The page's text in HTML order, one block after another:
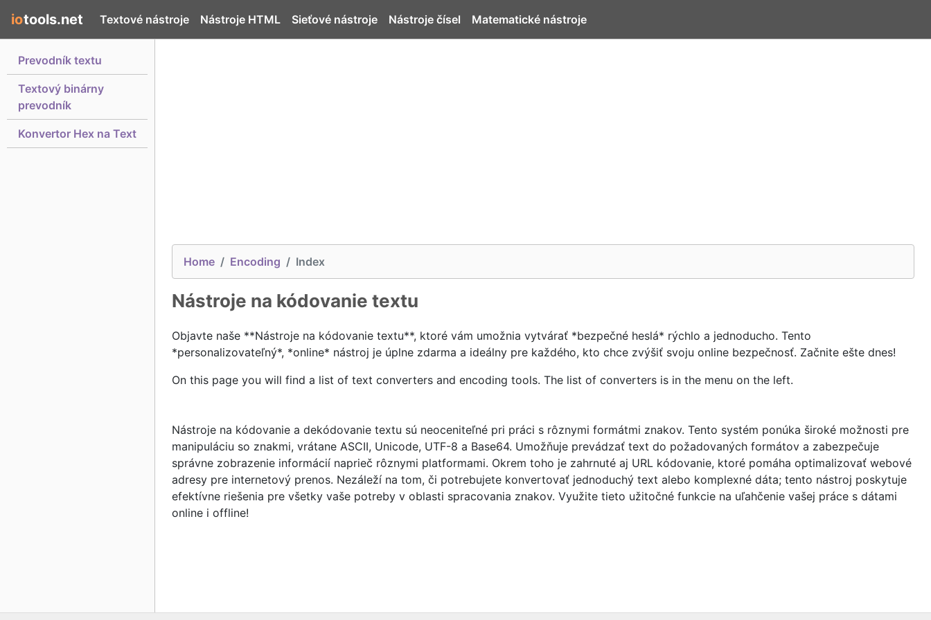
iotools.net Textové nástroje Nástroje HTML Sieťové nástroje Nástroje čísel Matematické nástroje
Prevodník textu
Textový binárny
prevodník
Konvertor Hex na Text
Home Encoding Index
Nástroje na kódovanie textu
Objavte naše **Nástroje na kódovanie textu**, ktoré vám umožnia vytvárať *bezpečné heslá* rýchlo a jednoducho. Tento
*personalizovateľný*, *online* nástroj je úplne zdarma a ideálny pre každého, kto chce zvýšiť svoju online bezpečnosť. Začnite ešte dnes!
On this page you will find a list of text converters and encoding tools. The list of converters is in the menu on the left.
Nástroje na kódovanie a dekódovanie textu sú neoceniteľné pri práci s rôznymi formátmi znakov. Tento systém ponúka široké možnosti pre
manipuláciu so znakmi, vrátane ASCII, Unicode, UTF-8 a Base64. Umožňuje prevádzať text do požadovaných formátov a zabezpečuje
správne zobrazenie informácií naprieč rôznymi platformami. Okrem toho je zahrnuté aj URL kódovanie, ktoré pomáha optimalizovať webové
adresy pre internetový prenos. Nezáleží na tom, či potrebujete konvertovať jednoduchý text alebo komplexné dáta; tento nástroj poskytuje
efektívne riešenia pre všetky vaše potreby v oblasti spracovania znakov. Využite tieto užitočné funkcie na uľahčenie vašej práce s dátami
online i offline!